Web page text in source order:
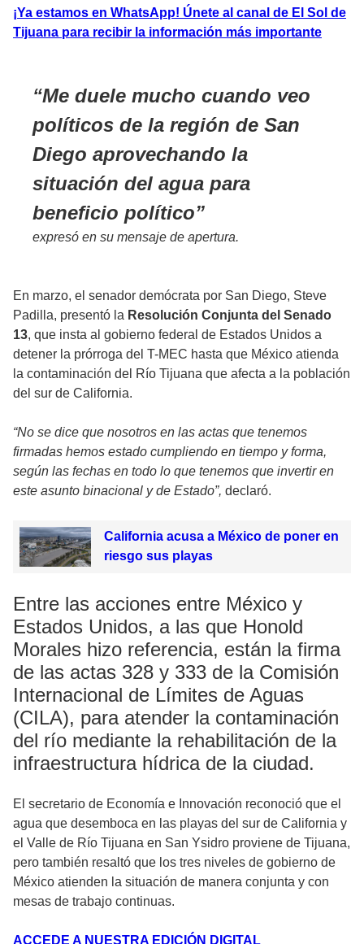
¡Ya estamos en WhatsApp! Únete al canal de El Sol de
Tijuana para recibir la información más importante
Me duele mucho cuando veo
políticos de la región de San
Diego aprovechando la
situación del agua para
beneficio político
expresó en su mensaje de apertura.
En marzo, el senador demócrata por San Diego, Steve
Padilla, presentó la Resolución Conjunta del Senado
13, que insta al gobierno federal de Estados Unidos a
detener la prórroga del T-MEC hasta que México atienda
la contaminación del Río Tijuana que afecta a la población
del sur de California.
“No se dice que nosotros en las actas que tenemos
firmadas hemos estado cumpliendo en tiempo y forma,
según las fechas en todo lo que tenemos que invertir en
este asunto binacional y de Estado”, declaró.
California acusa a México de poner en
riesgo sus playas
Entre las acciones entre México y
Estados Unidos, a las que Honold
Morales hizo referencia, están la firma
de las actas 328 y 333 de la Comisión
Internacional de Límites de Aguas
(CILA), para atender la contaminación
del río mediante la rehabilitación de la
infraestructura hídrica de la ciudad.
El secretario de Economía e Innovación reconoció que el
agua que desemboca en las playas del sur de California y
el Valle de Río Tijuana en San Ysidro proviene de Tijuana,
pero también resaltó que los tres niveles de gobierno de
México atienden la situación de manera conjunta y con
mesas de trabajo continuas.
ACCEDE A NUESTRA EDICIÓN DIGITAL